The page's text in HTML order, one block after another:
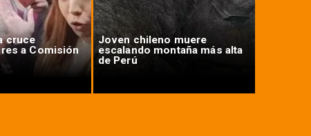
cruce
a Comisión
Joven chileno muere
escalando montaña más alta
de Perú